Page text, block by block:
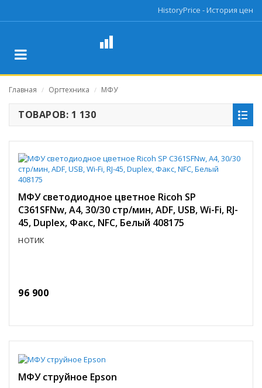
HistoryPrice - История цен
Главная / Оргтехника / МФУ
ТОВАРОВ: 1 130
МФУ светодиодное цветное Ricoh SP
C361SFNw, A4, 30/30 стр/мин, ADF, USB, Wi-Fi, RJ-
45, Duplex, Факс, NFC, Белый 408175
НОТИК
96 900
МФУ струйное Epson